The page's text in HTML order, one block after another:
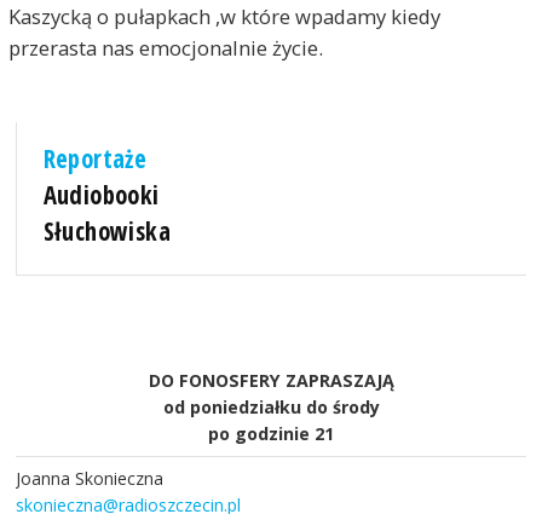
Kaszycką o pułapkach ,w które wpadamy kiedy
przerasta nas emocjonalnie życie.
Reportaże
Audiobooki
Słuchowiska
DO FONOSFERY ZAPRASZAJĄ
od poniedziałku do środy
po godzinie 21
Joanna Skonieczna
skonieczna@radioszczecin.pl